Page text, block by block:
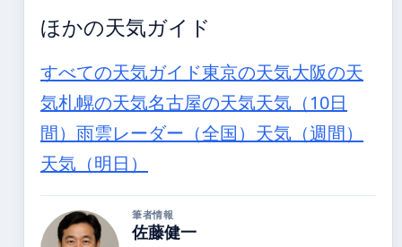
ほかの天気ガイド
すべての天気ガイド東京の天気大阪の天
気札幌の天気名古屋の天気天気（10日
間） 雨雲レーダー（全国） 天気（週間）
天気（明日）
筆者情報
佐藤健一